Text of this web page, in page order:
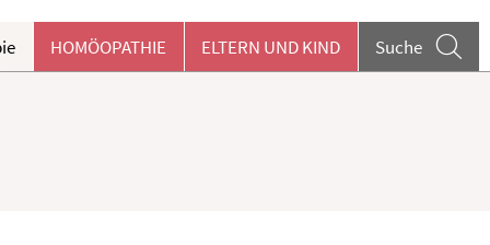
HOMÖOPATHIE ELTERN UND KIND Suche